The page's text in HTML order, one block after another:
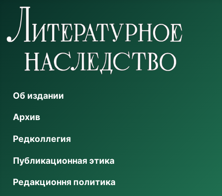
Об издании
Архив
Редколлегия
Публикационная этика
Редакционня политика